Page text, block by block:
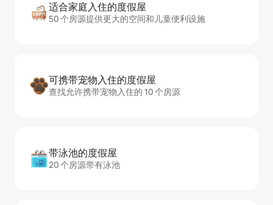
适合家庭入住的度假屋
50 个房源提供更大的空间和儿童便利设施
可携带宠物入住的度假屋
查找允许携带宠物入住的 10 个房源
带泳池的度假屋
20 个房源带有泳池